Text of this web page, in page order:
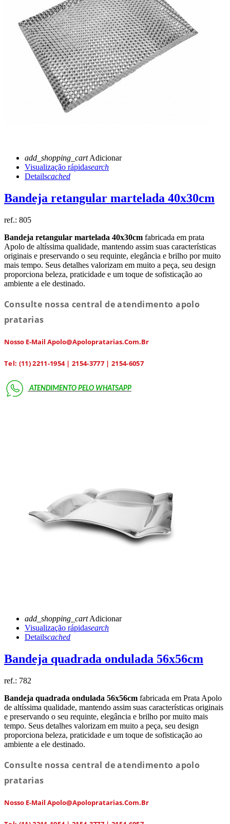
add_shopping_cartAdicionar
Visualização rápidasearch
Detailscached
Bandeja retangular martelada 40x30cm
ref.: 805
Bandeja retangular martelada 40x30cm fabricada em prata
Apolo de altíssima qualidade, mantendo assim suas características
originais e preservando o seu requinte, elegância e brilho por muito
mais tempo. Seus detalhes valorizam em muito a peça, seu design
proporciona beleza, praticidade e um toque de sofisticação ao
ambiente a ele destinado.
Consulte nossa central de atendimento apolo
pratarias
Nosso E-Mail Apolo@apolopratarias.com.br
Tel: (11) 2211-1954 | 2154-3777 | 2154-6057
ATENDIMENTO PELO WHATSAPP
add_shopping_cartAdicionar
Visualização rápidasearch
Detailscached
Bandeja quadrada ondulada 56x56cm
ref.: 782
Bandeja quadrada ondulada 56x56cm fabricada em Prata Apolo
de altíssima qualidade, mantendo assim suas características originais
e preservando o seu requinte, elegância e brilho por muito mais
tempo. Seus detalhes valorizam em muito a peça, seu design
proporciona beleza, praticidade e um toque de sofisticação ao
ambiente a ele destinado.
Consulte nossa central de atendimento apolo
pratarias
Nosso E-Mail Apolo@apolopratarias.com.br